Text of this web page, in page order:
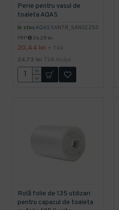
In stoc AQAS SANTR_SANSE250
Perie pentru vasul de
toaleta AQAS
PRP 26,28 lei
20,44 lei + TVA
24,73 lei TVA inclus
Rolă folie de 135 utilizari
pentru capacul de toaleta